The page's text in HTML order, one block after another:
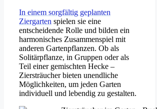
In einem sorgfältig geplanten
Ziergarten spielen sie eine
entscheidende Rolle und bilden ein
harmonisches Zusammenspiel mit
anderen Gartenpflanzen. Ob als
Solitärpflanze, in Gruppen oder als
Teil einer gemischten Hecke –
Ziersträucher bieten unendliche
Möglichkeiten, um jeden Garten
individuell und lebendig zu gestalten.